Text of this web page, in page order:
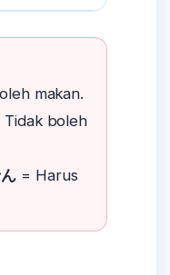
makan.
Tidak boleh
= Harus